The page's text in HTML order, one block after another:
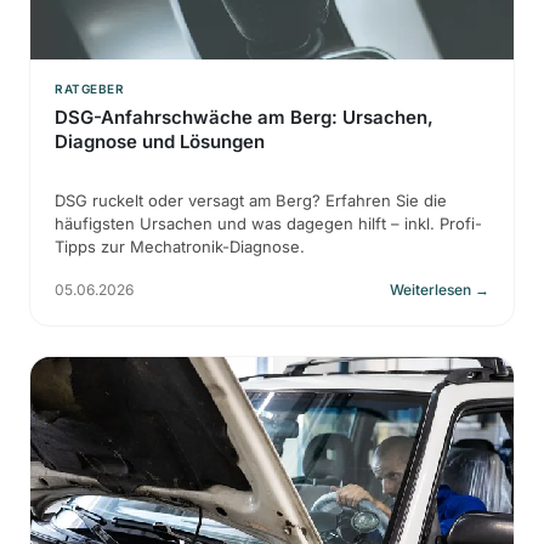
RATGEBER
DSG-Anfahrschwäche am Berg: Ursachen,
Diagnose und Lösungen
DSG ruckelt oder versagt am Berg? Erfahren Sie die
häufigsten Ursachen und was dagegen hilft – inkl. Profi-
Tipps zur Mechatronik-Diagnose.
05.06.2026 Weiterlesen →